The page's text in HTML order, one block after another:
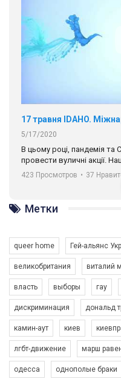
5/17/2020
В цьому році, пандемія та
провести вуличні акції.
навіть коли ми у різних
разом. Ми закликаємо всіх
солідарності,
ГАУ є в 16 областях
Разом наш голос лунає
423 Просмотров • 37
6/30/2017
Метки
queer home Гей-альянс
великобритания виталий
власть выборы гау
дискриминация дональд
камин-аут киев
лгбт-движение марш
одесса однополые браки